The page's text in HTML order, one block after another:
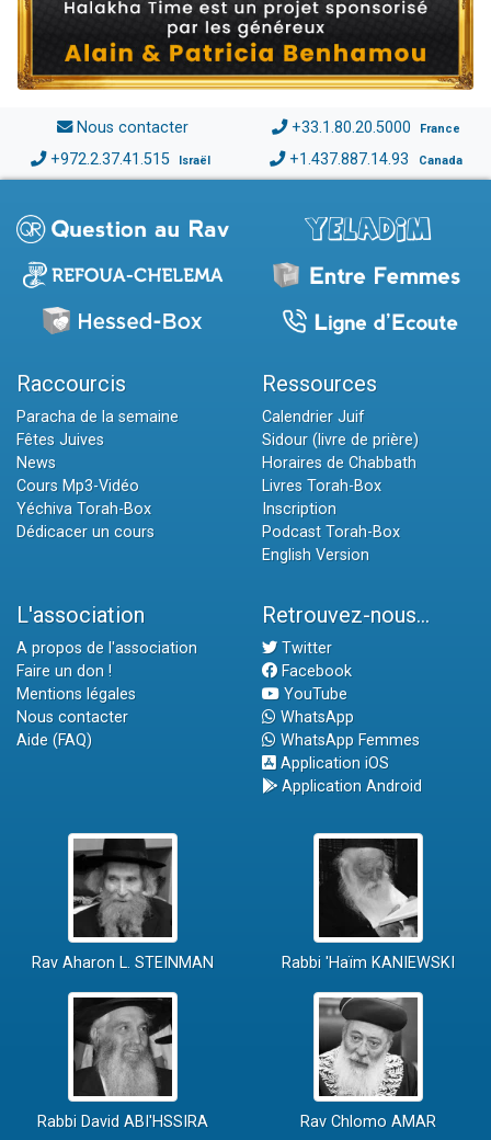
Nous contacter +33.1.80.20.5000 France
+972.2.37.41.515 Israël +1.437.887.14.93 Canada
Raccourcis
Paracha de la semaine
Fêtes Juives
News
Cours Mp3-Vidéo
Yéchiva Torah-Box
Dédicacer un cours
Ressources
Calendrier Juif
Sidour (livre de prière)
Horaires de Chabbath
Livres Torah-Box
Inscription
Podcast Torah-Box
English Version
L'association
A propos de l'association
Faire un don !
Mentions légales
Nous contacter
Aide (FAQ)
Retrouvez-nous...
Twitter
Facebook
YouTube
WhatsApp
WhatsApp Femmes
Application iOS
Application Android
Rav Aharon L. STEINMAN Rabbi 'Haïm KANIEWSKI
Rabbi David ABI'HSSIRA Rav Chlomo AMAR